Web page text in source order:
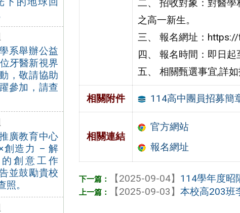
系舉辦公益
牙醫新視界
，敬請協助
參加，請查
廣教育中心
創造力 – 解
創意工作
並鼓勵貴校
。
二、 招收對象：對醫
之高一新生。
三、 報名網址：
四、 報名時間：即日起
五、 相關甄選事宜,詳
相關附件 114高中團員招募簡
相關連結
官方網站
報名網址
【2025-09-04】 114學年度昭
【2025-09-03】本校高203班